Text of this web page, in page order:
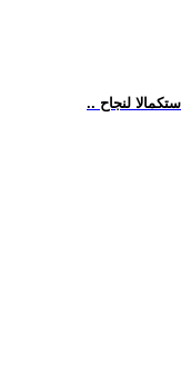
لنجاح